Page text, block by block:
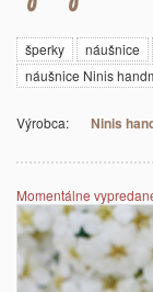
šperky náušnice
náušnice Ninis
Výrobca: Ninis
Momentálne